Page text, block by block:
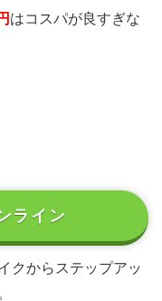
はコスパが良すぎな
ライン
クからステップアッ